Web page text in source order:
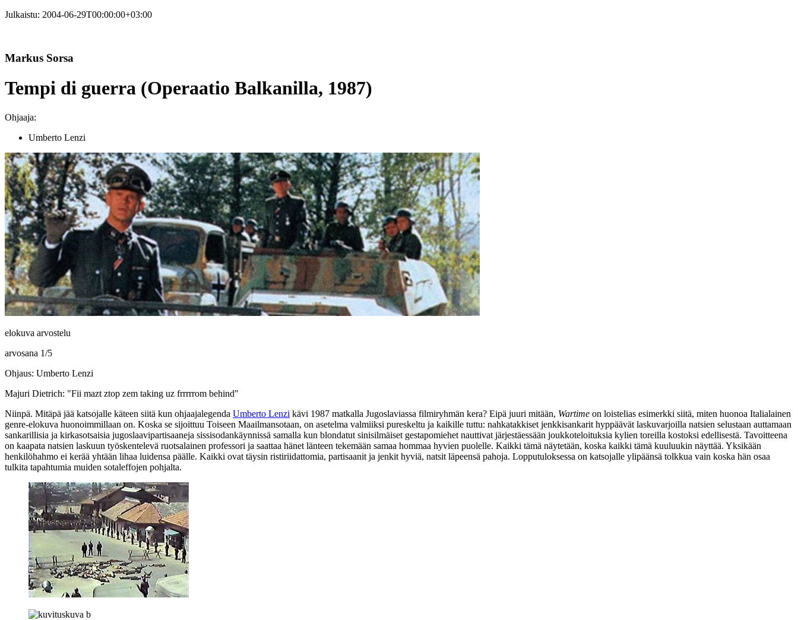
Julkaistu: 2004-06-29T00:00:00+03:00
Markus Sorsa
Tempi di guerra (Operaatio Balkanilla, 1987)
Ohjaaja:
Umberto Lenzi
elokuva arvostelu
arvosana 1/5
Ohjaus: Umberto Lenzi
Majuri Dietrich: "Fii mazt ztop zem taking uz frrrrrom behind"
Niinpä. Mitäpä jää katsojalle käteen siitä kun ohjaajalegenda Umberto Lenzi kävi 1987 matkalla Jugoslaviassa filmiryhmän kera? Eipä juuri mitään, Wartime on loistelias esimerkki siitä, miten huonoa Italialainen
genre-elokuva huonoimmillaan on. Koska se sijoittuu Toiseen Maailmansotaan, on asetelma valmiiksi pureskeltu ja kaikille tuttu: nahkatakkiset jenkkisankarit hyppäävät laskuvarjoilla natsien selustaan auttamaan
sankarillisia ja kirkasotsaisia jugoslaavipartisaaneja sissisodankäynnissä samalla kun blondatut sinisilmäiset gestapomiehet nauttivat järjestäessään joukkoteloituksia kylien toreilla kostoksi edellisestä. Tavoitteena
on kaapata natsien laskuun työskentelevä ruotsalainen professori ja saattaa hänet länteen tekemään samaa hommaa hyvien puolelle. Kaikki tämä näytetään, koska kaikki tämä kuuluukin näyttää. Yksikään
henkilöhahmo ei kerää yhtään lihaa luidensa päälle. Kaikki ovat täysin ristiriidattomia, partisaanit ja jenkit hyviä, natsit läpeensä pahoja. Lopputuloksessa on katsojalle ylipäänsä tolkkua vain koska hän osaa
tulkita tapahtumia muiden sotaleffojen pohjalta.